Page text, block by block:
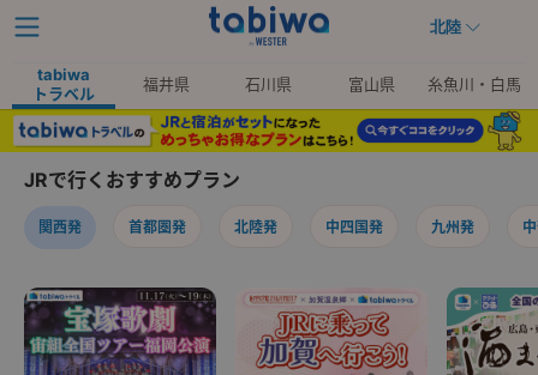
北陸
tabiwa
トラベル
福井県 石川県 富山県 糸魚川・白馬
JRで行くおすすめプラン